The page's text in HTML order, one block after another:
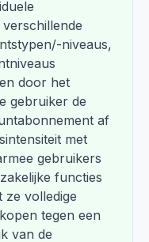
niveaus,
door het
gebruiker de
af
met
gebruikers
functies
volledige
tegen een
van de